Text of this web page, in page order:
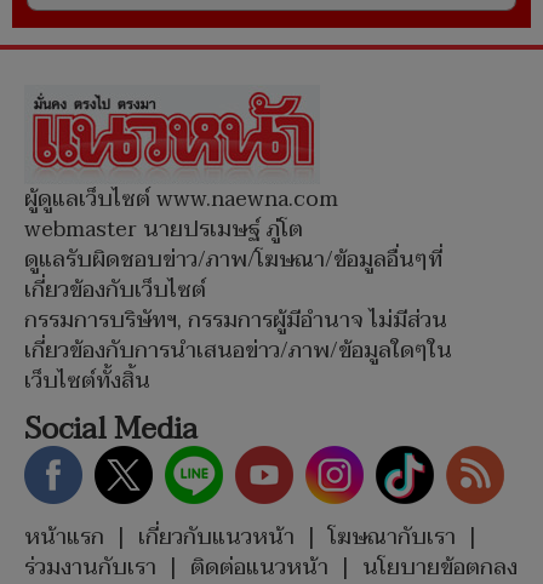
ผู้ดูแลเว็บไซต์ www.naewna.com
webmaster นายปรเมษฐ์ ภู่โต
ดูแลรับผิดชอบข่าว/ภาพ/โฆษณา/ข้อมูลอื่นๆที่
เกี่ยวข้องกับเว็บไซต์
กรรมการบริษัทฯ, กรรมการผู้มีอำนาจ ไม่มีส่วน
เกี่ยวข้องกับการนำเสนอข่าว/ภาพ/ข้อมูลใดๆใน
เว็บไซต์ทั้งสิ้น
Social Media
หน้าแรก | เกี่ยวกับแนวหน้า | โฆษณากับเรา |
ร่วมงานกับเรา | ติดต่อแนวหน้า | นโยบายข้อตกลง